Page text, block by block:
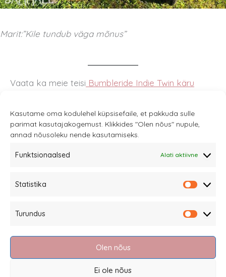
Kasutame oma kodulehel küpsisefaile, et pakkuda sulle
parimat kasutajakogemust. Klikkides "Olen nõus" nupule,
annad nõusoleku nende kasutamiseks.
Funktsionaalsed Alati aktiivne
Statistika
Turundus
Olen nõus
Ei ole nõus
Marit:”Kile tundub väga mõnus”
Vaata ka meie teisi Bumbleride Indie Twin käru
Müügitingimused
Kauba tagastamine